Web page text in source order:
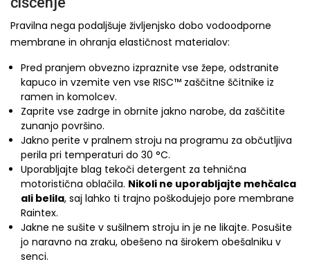
Pravilna nega podaljšuje življenjsko dobo vodoodporne
membrane in ohranja elastičnost materialov:
Pred pranjem obvezno izpraznite vse žepe, odstranite
kapuco in vzemite ven vse RISC™ zaščitne ščitnike iz
ramen in komolcev.
Zaprite vse zadrge in obrnite jakno narobe, da zaščitite
zunanjo površino.
Jakno perite v pralnem stroju na programu za občutljiva
perila pri temperaturi do 30 °C.
Uporabljajte blag tekoči detergent za tehnična
motoristična oblačila. Nikoli ne uporabljajte mehčalca
ali belila, saj lahko ti trajno poškodujejo pore membrane
Raintex.
Jakne ne sušite v sušilnem stroju in je ne likajte. Posušite
jo naravno na zraku, obešeno na širokem obešalniku v
senci.